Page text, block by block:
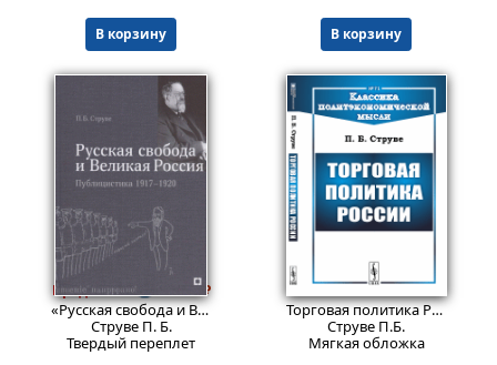
В корзину В корзину
Пред.заказ! 797₽
«Русская свобода и Великая Россия». Публицистика 1917–1920 гг.
Струве П. Б.
Твердый переплет
816₽
Торговая политика России.
Струве П.Б.
Мягкая обложка